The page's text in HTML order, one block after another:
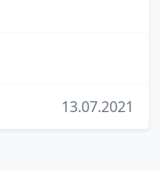
13.07.2021